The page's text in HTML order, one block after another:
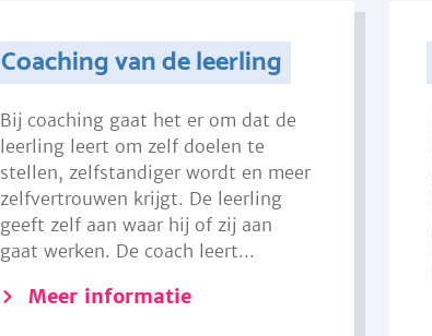
Coaching van de leerling
Bij coaching gaat het er om dat de
leerling leert om zelf doelen te
stellen, zelfstandiger wordt en meer
zelfvertrouwen krijgt. De leerling
geeft zelf aan waar hij of zij aan
gaat werken. De coach leert...
Meer informatie